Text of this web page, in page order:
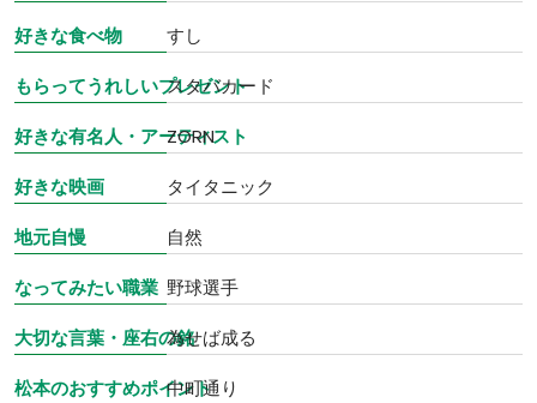
好きな食べ物
すし
もらってうれしいプレゼント
スタバカード
好きな有名人・アーティスト
ZORN
好きな映画
タイタニック
地元自慢
自然
なってみたい職業 野球選手
大切な言葉・座右の銘為せば成る
松本のおすすめポイント
中町通り